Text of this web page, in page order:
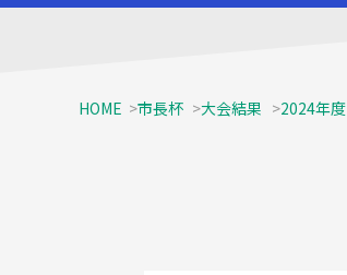
HOME 市長杯 大会結果 2024年度